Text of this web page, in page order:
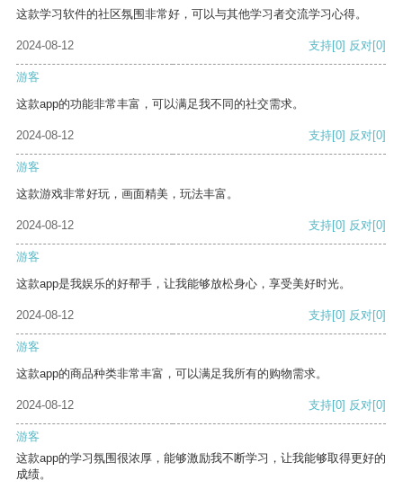
这款学习软件的社区氛围非常好，可以与其他学习者交流学习心得。
2024-08-12 支持[0] 反对[0]
游客
这款app的功能非常丰富，可以满足我不同的社交需求。
2024-08-12 支持[0] 反对[0]
游客
这款游戏非常好玩，画面精美，玩法丰富。
2024-08-12 支持[0] 反对[0]
游客
这款app是我娱乐的好帮手，让我能够放松身心，享受美好时光。
2024-08-12 支持[0] 反对[0]
游客
这款app的商品种类非常丰富，可以满足我所有的购物需求。
2024-08-12 支持[0] 反对[0]
游客
这款app的学习氛围很浓厚，能够激励我不断学习，让我能够取得更好的
成绩。